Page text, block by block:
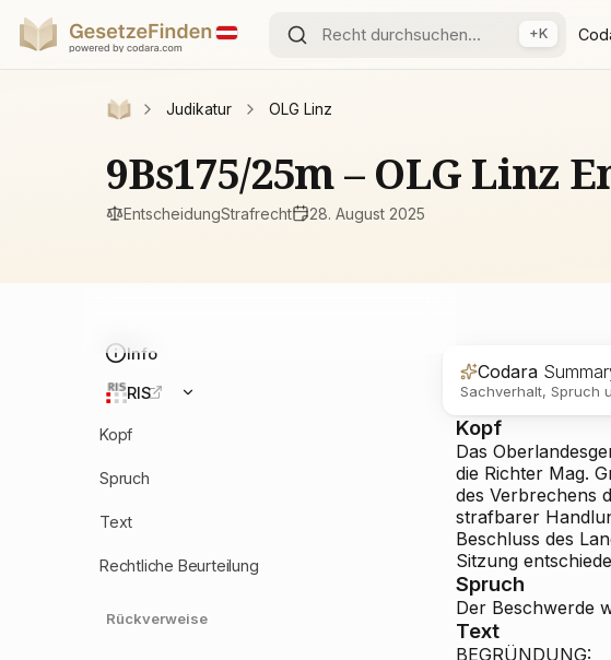
+K
Judikatur OLG Linz
9Bs175/25m – OLG Linz
EntscheidungStrafrecht 28. August 2025
Info
RIS
Kopf
Spruch
Text
Rechtliche Beurteilung
Rückverweise
Codara
Sachverhalt, Spruch
Kopf
Das
die Richter Mag.
des Verbrechens
strafbarer
Beschluss des
Sitzung
Spruch
Der Beschwerde
Text
BEGRÜNDUNG: